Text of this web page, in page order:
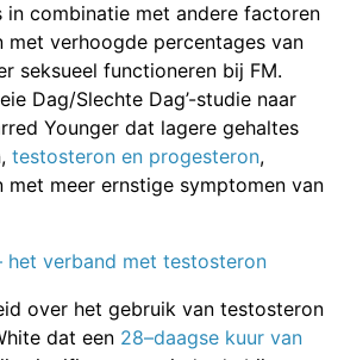
in combinatie met andere factoren
met verhoogde percentages van
seksueel functioneren bij FM.
Dag/Slechte Dag’-studie naar
Younger dat lagere gehaltes
testosteron en progesteron,
met meer ernstige symptomen van
het verband met testosteron
over het gebruik van testosteron
dat een 28–daagse kuur van